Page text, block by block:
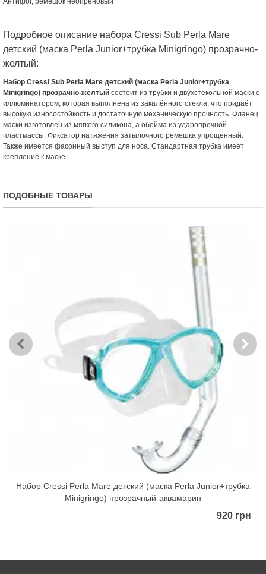
Подробное описание набора Cressi Sub Perla Mare
детский (маска Perla Junior+трубка Minigringo) прозрачно-
желтый:
Набор Cressi Sub Perla Mare детский (маска Perla Junior+трубка
Minigringo) прозрачно-желтый состоит из трубки и двухстекольной маски с
иллюминатором, которая выполнена из закалённого стекла, что придаёт
высокую износостойкость и достаточную механическую прочность. Фланец
маски изготовлен из мягкого силикона, а обойма из ударопрочной
пластмассы. Фиксатор натяжения затылочного ремешка упрощённый.
Также имеется фасонный выступ для носа. Стандартная трубка имеет
крепление к маске.
ПОДОБНЫЕ ТОВАРЫ
Набор Cressi Perla Mare детский (маска Perla Junior+трубка
Minigringo) прозрачный-аквамарин
920 грн